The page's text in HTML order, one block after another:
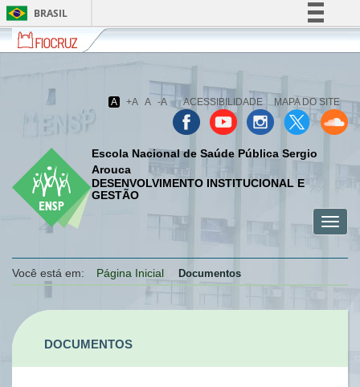
BRASIL
Simplifique!
Participe
Acesso à informação
Legislação
Canais
Fiocruz
Fale
com
A +A A -A ACESSIBILIDADE MAPA DO SITE
Escola Nacional de Saúde Pública Sergio
Arouca
DESENVOLVIMENTO INSTITUCIONAL E
GESTÃO
menu
menu
menu
Você está em:
Página Inicial Documentos
DOCUMENTOS